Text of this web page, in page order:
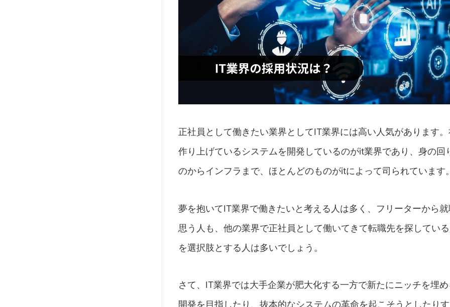
正社員として働きたい業界としてIT業界には高い人気があります
作り上げているシステムを開発しているのがit業界であり、身の回
のからインフラまで、ほとんどのものがitによって司られています
夢を抱いてIT業界で働きたいと考える人は多く、フリーターから
思う人も、他の業界で正社員として働いてきて転職先を探してい
を選択肢とする人は多いでしょう。
さて、IT業界では大手企業が肥大化する一方で新たにニッチを埋
開発を目指したり、抜本的なシステムの革命を起こそうとしたり